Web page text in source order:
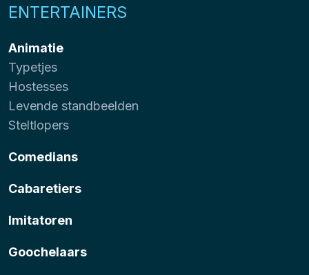
ENTERTAINERS
Animatie
Typetjes
Hostesses
Levende standbeelden
Steltlopers
Comedians
Cabaretiers
Imitatoren
Goochelaars